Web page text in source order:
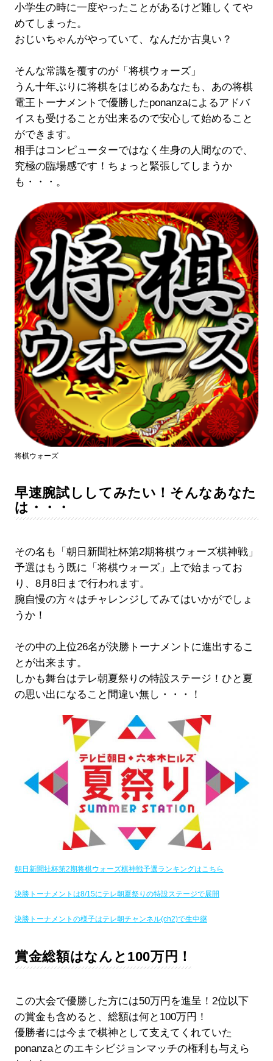
小学生の時に一度やったことがあるけど難しくてや
めてしまった。
おじいちゃんがやっていて、なんだか古臭い？
そんな常識を覆すのが「将棋ウォーズ」
うん十年ぶりに将棋をはじめるあなたも、あの将棋
電王トーナメントで優勝したponanzaによるアドバ
イスも受けることが出来るので安心して始めること
ができます。
相手はコンピューターではなく生身の人間なので、
究極の臨場感です！ちょっと緊張してしまうか
も・・・。
将棋ウォーズ
早速腕試ししてみたい！そんなあなた
は・・・
その名も「朝日新聞社杯第2期将棋ウォーズ棋神戦」
予選はもう既に「将棋ウォーズ」上で始まってお
り、8月8日まで行われます。
腕自慢の方々はチャレンジしてみてはいかがでしょ
うか！
その中の上位26名が決勝トーナメントに進出するこ
とが出来ます。
しかも舞台はテレ朝夏祭りの特設ステージ！ひと夏
の思い出になること間違い無し・・・！
朝日新聞社杯第2期将棋ウォーズ棋神戦予選ランキングはこちら
決勝トーナメントは8/15にテレ朝夏祭りの特設ステージで展開
決勝トーナメントの様子はテレ朝チャンネル(ch2)で生中継
賞金総額はなんと100万円！
この大会で優勝した方には50万円を進呈！2位以下
の賞金も含めると、総額は何と100万円！
優勝者には今まで棋神として支えてくれていた
ponanzaとのエキシビジョンマッチの権利も与えら